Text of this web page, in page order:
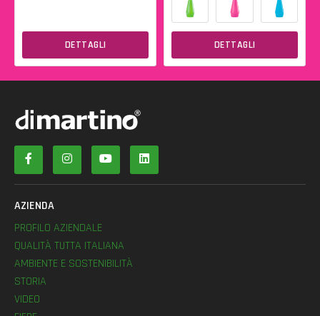
DETTAGLI DETTAGLI
AZIENDA
PROFILO AZIENDALE
QUALITÀ TUTTA ITALIANA
AMBIENTE E SOSTENIBILITÀ
STORIA
VIDEO